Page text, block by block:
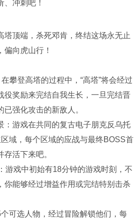
、冲刺吧！
塔顶端，杀死邓肯，终结这场永无止
偏向虎山行！
在攀登高塔的过程中，“高塔”将会经过
役奖励来完结自我生长，一旦完结晋
强化攻击的新敌人。
：游戏在共同的复古电子朋克反乌托
域，每个区域的应战与最终BOSS首
活下来吧。
游戏中初始有18分钟的游戏时刻，不
你能够经过增益作用或完结特别击杀
可选人物，经过冒险解锁他们，每